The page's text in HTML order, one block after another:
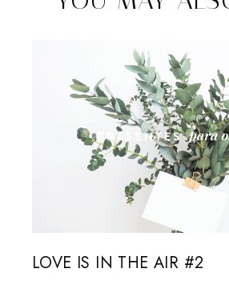
LOVE IS IN THE AIR #2